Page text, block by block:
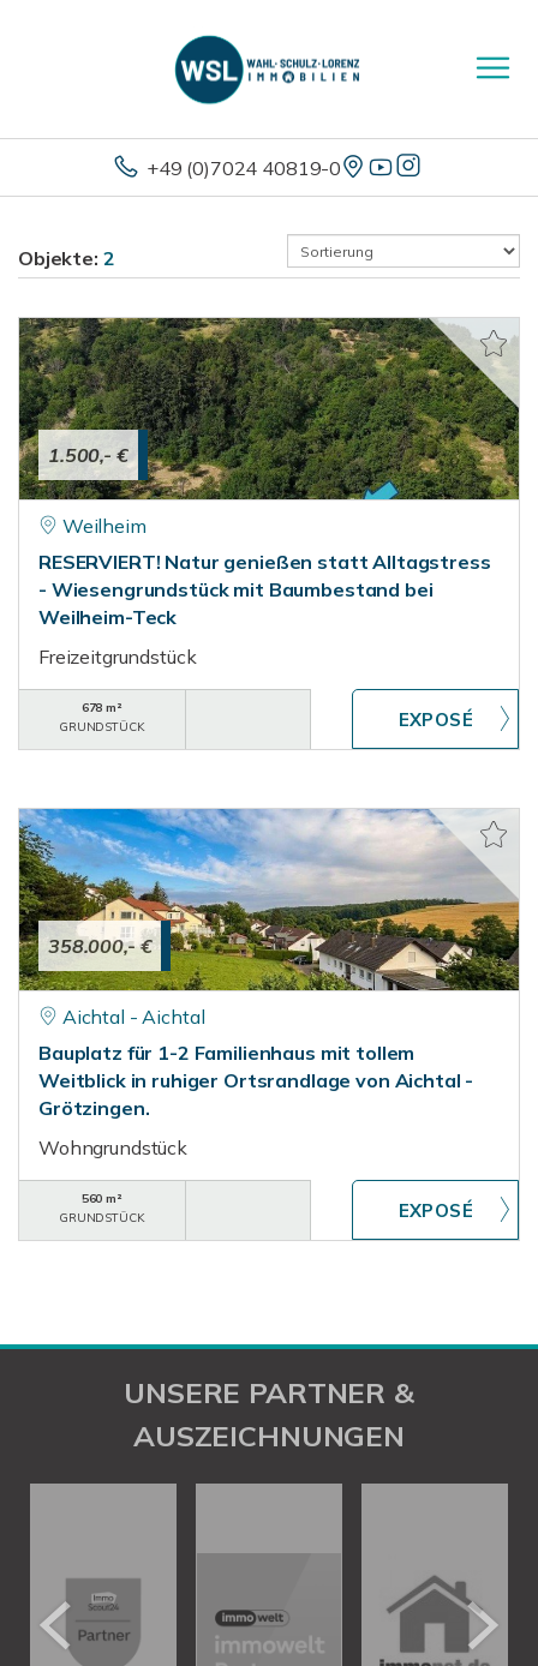
+49 (0)7024 40819-0
Objekte: 2
1.500,- €
Weilheim
RESERVIERT! Natur genießen statt Alltagstress
- Wiesengrundstück mit Baumbestand bei
Weilheim-Teck
Freizeitgrundstück
678 m²
GRUNDSTÜCK
358.000,- €
Aichtal - Aichtal
Bauplatz für 1-2 Familienhaus mit tollem
Weitblick in ruhiger Ortsrandlage von Aichtal -
Grötzingen.
Wohngrundstück
560 m²
GRUNDSTÜCK
UNSERE PARTNER &
AUSZEICHNUNGEN